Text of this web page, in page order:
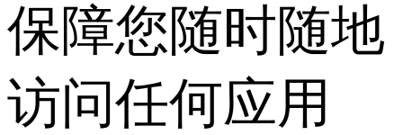
保障您随时随地
访问任何应用